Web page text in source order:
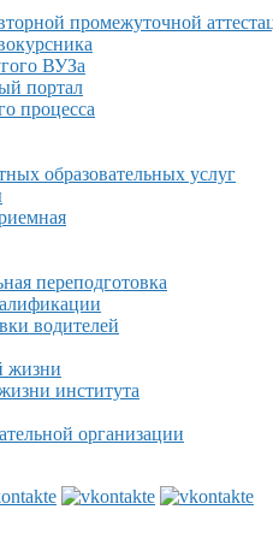
промежуточной
ВУЗа
портал
процесса
образовательных услуг
переподготовка
водителей
жизни
института
организации